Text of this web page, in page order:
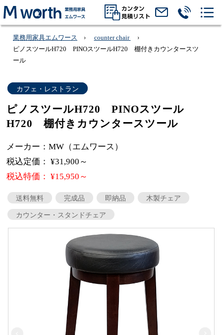
業務用家具エムワース
counter chair
ピノスツールH720 PINOスツールH720 棚付きカウンタースツ
ール
カフェ・レストラン
ピノスツールH720 PINOスツール
H720 棚付きカウンタースツール
メーカー：MW（エムワース）
税込定価： ¥31,900～
税込特価： ¥15,950～
送料無料 完成品 即納品
木製チェア
カウンター・スタンドチェア